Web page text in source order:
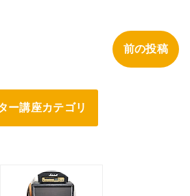
前の投稿
ー講座カテゴリ